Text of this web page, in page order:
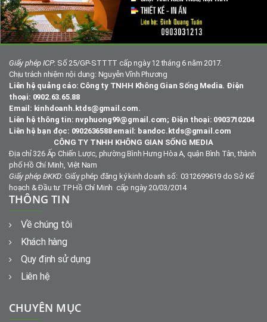
Giấy phép ICP: Số 25/GP-STTTT cấp ngày 12 tháng 6 năm 2017.
Chịu trách nhiệm nội dung: Nguyễn Vĩnh Phương
Liên hệ quảng cáo: Công ty TNHH Không Gian Sống Media. Điện
thoại: 0902.63.65.88
Email: kinhdoanh.ktds@gmail.com.
Liên hệ thông tin: nvphuong99@gmail.com; Điện thoại: 0903710204
Liên hệ bạn đọc: 0902636588 email: bandoc.ktds@gmail.com
CÔNG TY TNHH KHÔNG GIAN SỐNG MEDIA
Địa chỉ 326 Ấp Chiến Lược, phường Bình Hưng Hòa A, quận Bình Tân, thành
phố Hồ Chí Minh, Việt Nam
Giấy phép ĐKKD: Giấy phép đăng ký kinh doanh số: 0312699619 do Sở Kế
hoạch & Đầu tư TP Hồ Chí Minh cấp ngày 20/03/2014
THÔNG TIN
Về chúng tôi
Khách hàng
Quy định sử dụng
Liên hệ
CHUYÊN MỤC